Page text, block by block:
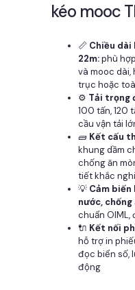
kéo mooc
📏 Chiều dài
22m:phù
và mooc
trục hoặc
⚙️ Tải trọng
100 tấn, 120
cầu vận tải
🧱 Kết cấu
khung dầm
chống ăn
tiết khắc
💡 Cảm biến
nước, chống
chuẩn OIML,
🔌 Kết nối
hỗ trợ in
đọc biển số,
động